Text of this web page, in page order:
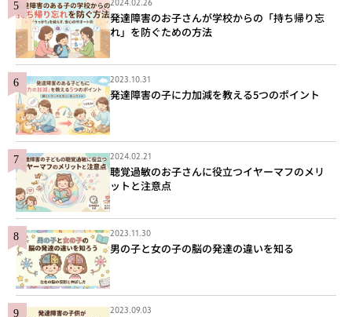
2024.02.26
発達障害のお子さんが学校からの「持ち帰り忘
れ」を防ぐための方法
2023.10.31
発達障害の子に力加減を教える5つのポイント
2024.02.21
聴覚過敏のお子さんに役立つイヤーマフのメリ
ットと注意点
2023.11.30
男の子と女の子の脳の発達の違いを知る
2023.09.03